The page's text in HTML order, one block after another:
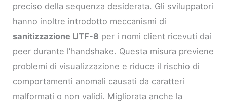
preciso della sequenza desiderata. Gli sviluppatori
hanno inoltre introdotto meccanismi di
sanitizzazione UTF-8 per i nomi client ricevuti dai
peer durante l’handshake. Questa misura previene
problemi di visualizzazione e riduce il rischio di
comportamenti anomali causati da caratteri
malformati o non validi. Migliorata anche la